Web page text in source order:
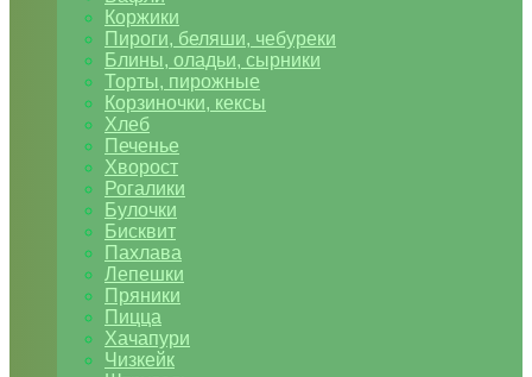
Коржики
Пироги, беляши, чебуреки
Блины, оладьи, сырники
Торты, пирожные
Корзиночки, кексы
Хлеб
Печенье
Хворост
Рогалики
Булочки
Бисквит
Пахлава
Лепешки
Пряники
Пицца
Хачапури
Чизкейк